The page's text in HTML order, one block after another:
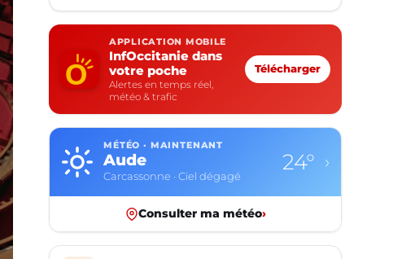
APPLICATION MOBILE
InfOccitanie dans
votre poche
Alertes en temps réel,
météo & trafic
Télécharger
MÉTÉO · MAINTENANT
Aveyron
Rodez · Ciel dégagé
17° ›
Consulter ma météo›